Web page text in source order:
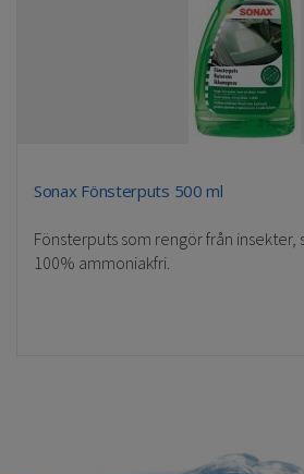
Sonax Fönsterputs 500 ml
Fönsterputs som rengör från insekter,
100% ammoniakfri.